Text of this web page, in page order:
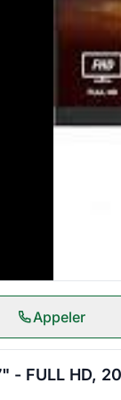
- FULL HD,
Appeler